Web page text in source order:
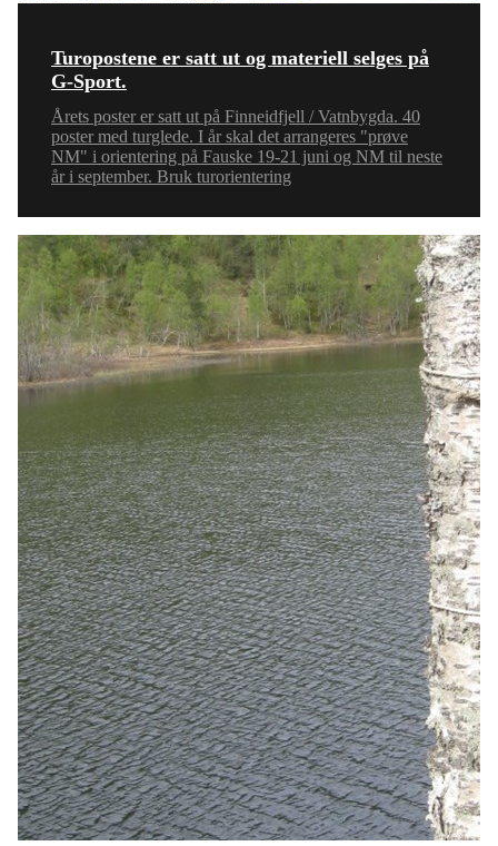
Turopostene er satt ut og materiell selges på
G-Sport.
Årets poster er satt ut på Finneidfjell / Vatnbygda. 40
poster med turglede. I år skal det arrangeres "prøve
NM" i orientering på Fauske 19-21 juni og NM til neste
år i september. Bruk turorientering